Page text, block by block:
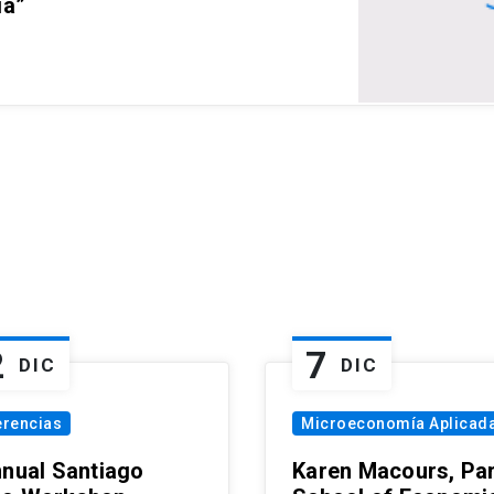
DIC
Santiago
7 DIC
Microeconomía
Karen Macours,